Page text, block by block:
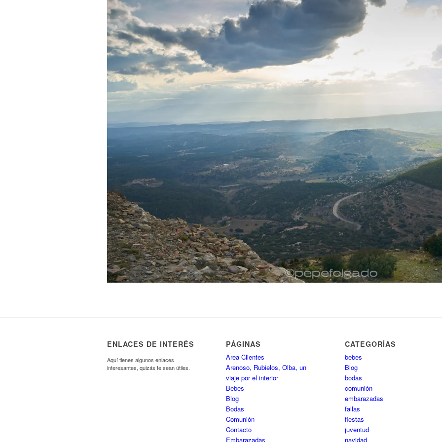
ENLACES DE INTERÉS
Aquí tienes algunos enlaces
interesantes, quizás te sean útiles.
PÁGINAS
Area Clientes
Arenoso, Rubielos, Olba, un
viaje por el interior
Bebes
Blog
Bodas
Comunión
Contacto
Embarazadas
CATEGORÍAS
bebes
Blog
bodas
comunión
embarazadas
fallas
fiestas
juventud
navidad